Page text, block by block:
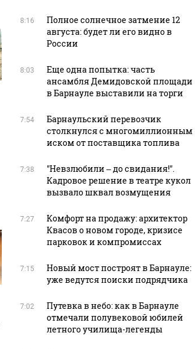
8:16
Полное солнечное затмение 12
августа: будет ли его видно в
России
8:03
Еще одна попытка: часть
ансамбля Демидовской площади
в Барнауле выставили на торги
7:54
Барнаульский перевозчик
столкнулся с многомиллионным
иском от поставщика топлива
7:38
"Невзлюбили – до свидания!".
Кадровое решение в театре кукол
вызвало шквал возмущения
7:27
Комфорт на продажу: архитектор
Квасов о новом городе, кризисе
парковок и компромиссах
7:15
Новый мост построят в Барнауле:
уже ведутся поиски подрядчика
7:02
Путевка в небо: как в Барнауле
отмечали полувековой юбилей
летного училища-легенды